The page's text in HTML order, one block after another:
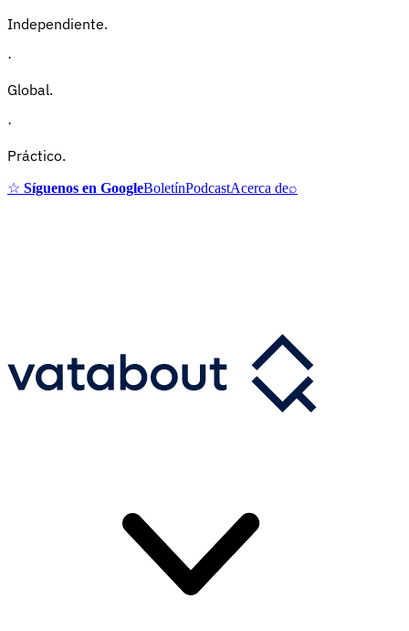
Independiente.
·
Global.
·
Práctico.
☆ Síguenos en GoogleBoletínPodcastAcerca de⌕